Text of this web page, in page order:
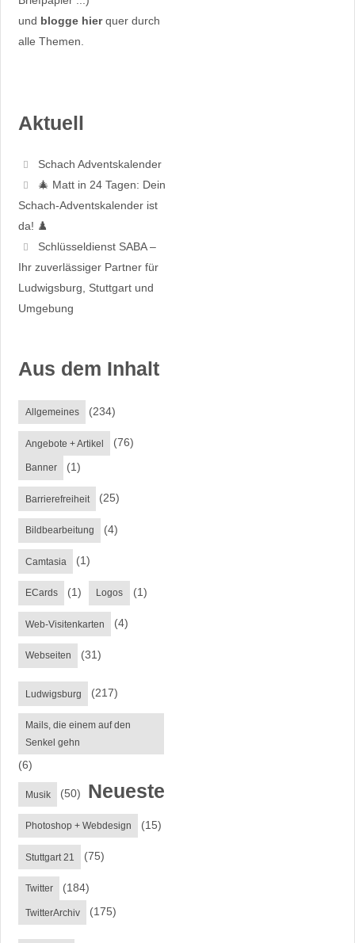
und blogge hierquer durch
alle Themen.
Aktuell
Schach Adventskalender
🎄 Matt in 24 Tagen: Dein
Schach-Adventskalender ist
da! ♟️
Schlüsseldienst SABA –
Ihr zuverlässiger Partner für
Ludwigsburg, Stuttgart und
Umgebung
Aus dem Inhalt
Allgemeines (234)
Angebote + Artikel (76)
Banner (1)
Barrierefreiheit (25)
Bildbearbeitung (4)
Camtasia (1)
ECards (1) Logos (1)
Web-Visitenkarten (4)
Webseiten (31)
Ludwigsburg (217)
Mails, die einem auf den
Senkel gehn
(6)
Musik (50)
Photoshop + Webdesign (15)
Stuttgart 21 (75)
Twitter (184)
TwitterArchiv (175)
Neueste